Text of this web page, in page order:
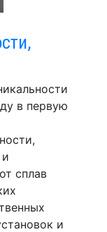
в первую
сплав
и